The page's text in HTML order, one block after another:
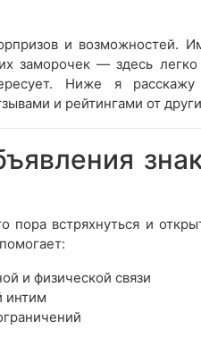
и возможностей.
заморочек — здесь
Ниже я
и рейтингами от
пора встряхнуться и
и физической связи
интим